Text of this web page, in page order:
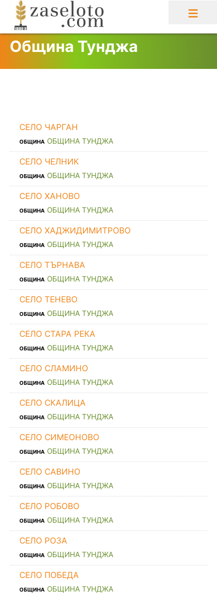
content
Община Тунджа
СЕЛО ЧАРГАН
ОБЩИНА ОБЩИНА ТУНДЖА
СЕЛО ЧЕЛНИК
ОБЩИНА ОБЩИНА ТУНДЖА
СЕЛО ХАНОВО
ОБЩИНА ОБЩИНА ТУНДЖА
СЕЛО ХАДЖИДИМИТРОВО
ОБЩИНА ОБЩИНА ТУНДЖА
СЕЛО ТЪРНАВА
ОБЩИНА ОБЩИНА ТУНДЖА
СЕЛО ТЕНЕВО
ОБЩИНА ОБЩИНА ТУНДЖА
СЕЛО СТАРА РЕКА
ОБЩИНА ОБЩИНА ТУНДЖА
СЕЛО СЛАМИНО
ОБЩИНА ОБЩИНА ТУНДЖА
СЕЛО СКАЛИЦА
ОБЩИНА ОБЩИНА ТУНДЖА
СЕЛО СИМЕОНОВО
ОБЩИНА ОБЩИНА ТУНДЖА
СЕЛО САВИНО
ОБЩИНА ОБЩИНА ТУНДЖА
СЕЛО РОБОВО
ОБЩИНА ОБЩИНА ТУНДЖА
СЕЛО РОЗА
ОБЩИНА ОБЩИНА ТУНДЖА
СЕЛО ПОБЕДА
ОБЩИНА ОБЩИНА ТУНДЖА